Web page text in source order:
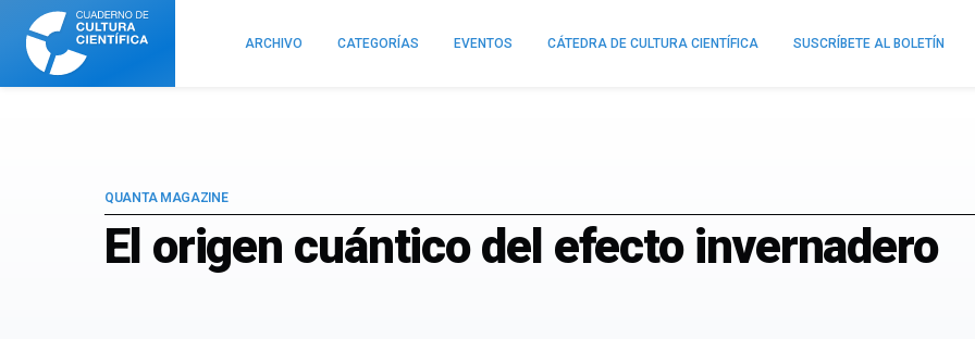
Cuaderno
Cultura
Científica
ARCHIVO CATEGORÍAS EVENTOS CÁTEDRA DE CULTURA CIENTÍFICA SUSCRÍBETE AL BOLETÍN
El origen cuántico del efecto invernadero
QUANTA MAGAZINE